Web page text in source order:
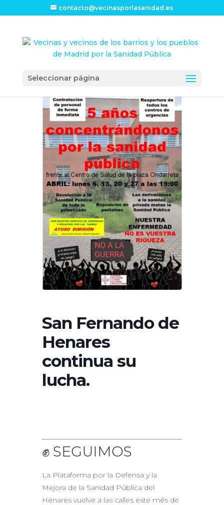
contacto@vecinasporlasanidad.es
Seleccionar página
San Fernando de
Henares
continua su
lucha.
✊ SEGUIMOS
La Plataforma por la Defensa y la
Mejora de la Sanidad Pública del
Henares vuelve a las calles este més de